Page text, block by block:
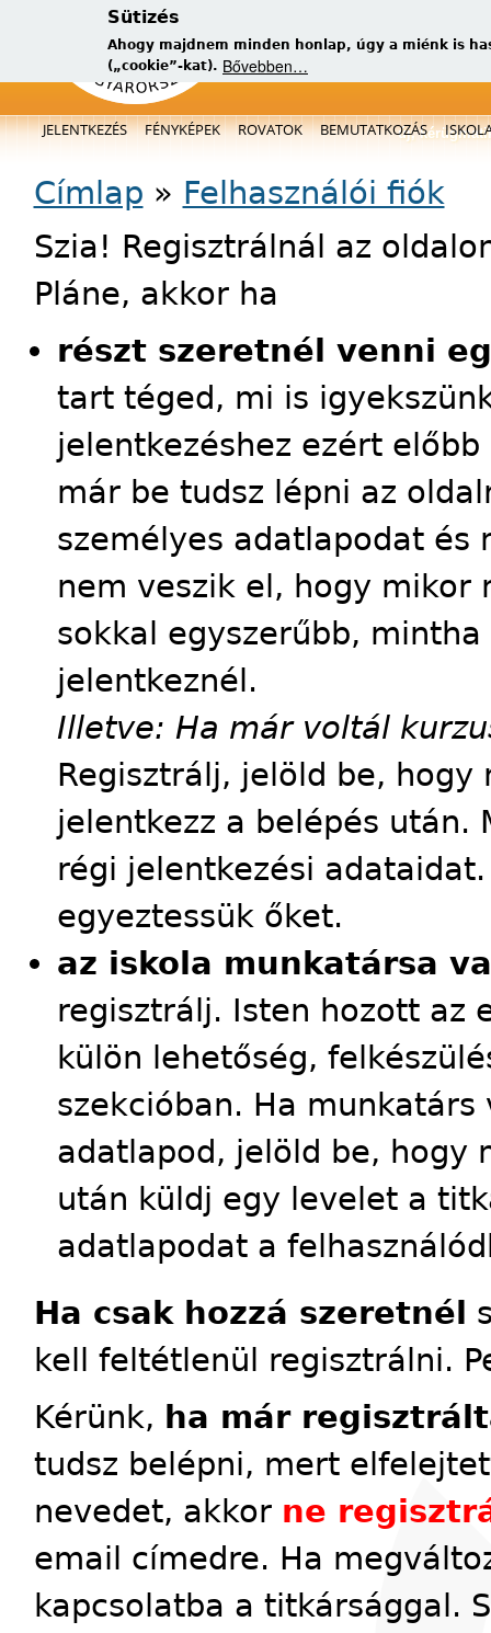
Sütizés
Ahogy majdnem minden honlap, úgy a miénk is
(„cookie”-kat). Bővebben…
új,
Főmenü
JELENTKEZÉS FÉNYKÉPEK ROVATOK BEMUTATKOZÁS
Jelenlegi hely
Címlap » Felhasználói fiók
Szia! Regisztrálnál az
Pláne, akkor ha
részt szeretnél venni
tart téged, mi is
jelentkezéshez ezért
már be tudsz lépni az
személyes adatlapodat és
nem veszik el, hogy mikor
sokkal egyszerűbb,
jelentkeznél.
Illetve: Ha már voltál
Regisztrálj, jelöld be,
jelentkezz a belépés után.
régi jelentkezési
egyeztessük őket.
az iskola munkatársa
regisztrálj. Isten hozott az
külön lehetőség,
szekcióban. Ha
adatlapod, jelöld be, hogy
után küldj egy levelet a
adatlapodat a
Ha csak hozzá szeretnél
kell feltétlenül regisztrálni.
Kérünk, ha már
tudsz belépni, mert
nevedet, akkor ne
email címedre. Ha
kapcsolatba a titkársággal.